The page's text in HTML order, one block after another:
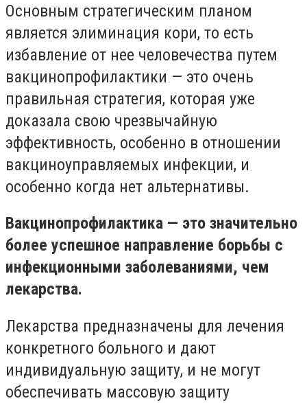
Основным стратегическим планом
является элиминация кори, то есть
избавление от нее человечества путем
вакцинопрофилактики — это очень
правильная стратегия, которая уже
доказала свою чрезвычайную
эффективность, особенно в отношении
вакциноуправляемых инфекции, и
особенно когда нет альтернативы.
Вакцинопрофилактика — это значительно
более успешное направление борьбы с
инфекционными заболеваниями, чем
лекарства.
Лекарства предназначены для лечения
конкретного больного и дают
индивидуальную защиту, и не могут
обеспечивать массовую защиту